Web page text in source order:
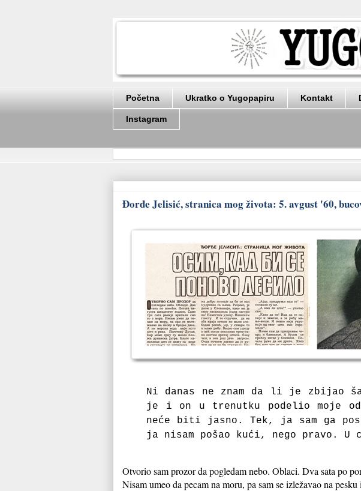
Početna Ukratko o Yugopapiru Kontakt
Instagram
Đorđe Jelisić, stranica mog života: 5. avgust '60,
Ni danas ne znam da li je zbijao
je i on u trenutku podelio moje
neće biti jasno. Tek, ja sam ga
ja nisam pošao kući, nego pravo. U
Otvorio sam prozor da pogledam nebo. Oblaci. Dva sata po
Nisam umeo da pecam na moru, pa sam se izležavao na